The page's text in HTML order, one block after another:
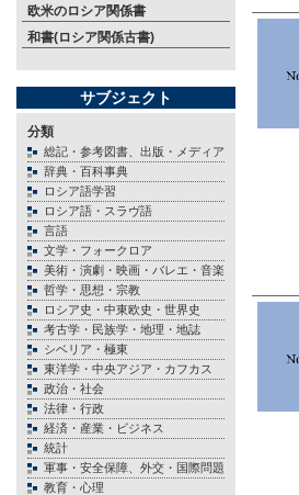
欧米のロシア関係書
和書(ロシア関係古書)
サブジェクト
分類
総記・参考図書、出版・メディア
辞典・百科事典
ロシア語学習
ロシア語・スラヴ語
言語
文学・フォークロア
美術・演劇・映画・バレエ・音楽
哲学・思想・宗教
ロシア史・中東欧史・世界史
考古学・民族学・地理・地誌
シベリア・極東
東洋学・中央アジア・カフカス
政治・社会
法律・行政
経済・産業・ビジネス
統計
軍事・安全保障、外交・国際問題
教育・心理